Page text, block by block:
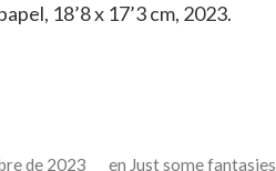
18’8 x 17’3 cm, 2023.
de 2023 en Just some fantasies